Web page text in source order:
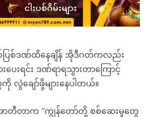
ြစ်ဒဏ်ထိနေချိန် အိုဒီဂတ်ကလည်း
ေးရင်း ဒဏ်ရာရသွားတာကြောင့်
လွဲချော်ဖို့များနေပါတယ်။
တီတာက “ကျွန်တော်တို့ စစ်ဆေးမှုတွေ